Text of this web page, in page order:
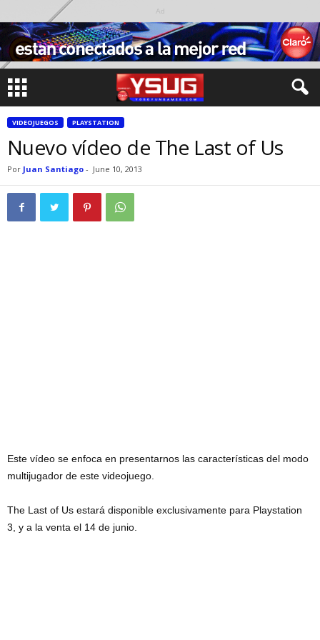
Ad
VIDEOJUEGOS PLAYSTATION
Nuevo vídeo de The Last of Us
Por Juan Santiago - June 10, 2013
Este vídeo se enfoca en presentarnos las características del modo
multijugador de este videojuego.
The Last of Us estará disponible exclusivamente para Playstation
3, y a la venta el 14 de junio.